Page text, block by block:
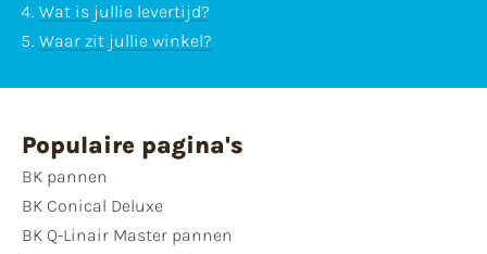
Wat is jullie levertijd?
Waar zit jullie winkel?
Populaire pagina's
BK pannen
BK Conical Deluxe
BK Q-Linair Master pannen